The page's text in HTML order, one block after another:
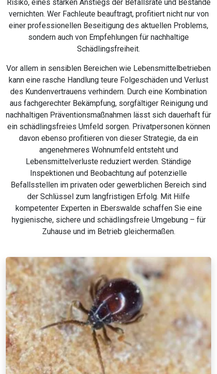
Risiko, eines starken Anstiegs der Befallsrate und Bestände
vernichten. Wer Fachleute beauftragt, profitiert nicht nur von
einer professionellen Beseitigung des aktuellen Problems,
sondern auch von Empfehlungen für nachhaltige
Schädlingsfreiheit.
Vor allem in sensiblen Bereichen wie Lebensmittelbetrieben
kann eine rasche Handlung teure Folgeschäden und Verlust
des Kundenvertrauens verhindern. Durch eine Kombination
aus fachgerechter Bekämpfung, sorgfältiger Reinigung und
nachhaltigen Präventionsmaßnahmen lässt sich dauerhaft für
ein schädlingsfreies Umfeld sorgen. Privatpersonen können
davon ebenso profitieren von dieser Strategie, da ein
angenehmeres Wohnumfeld entsteht und
Lebensmittelverluste reduziert werden. Ständige
Inspektionen und Beobachtung auf potenzielle
Befallsstellen im privaten oder gewerblichen Bereich sind
der Schlüssel zum langfristigen Erfolg. Mit Hilfe
kompetenter Experten in Eberswalde schaffen Sie eine
hygienische, sichere und schädlingsfreie Umgebung – für
Zuhause und im Betrieb gleichermaßen.